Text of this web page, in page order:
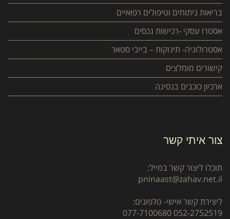
בריאות ניתוחים וטיפולים רפואיים
אסטרו עסקי -רכישות נכסים
אסטרולוגיה- תינוקות – בייבי סטאר
קישורים מומלצים
ארכיון כוכבים בנסיגה
צור איתי קשר
תוכלו ליצור קשר במייל:
pninaast@zahav.net.il
ליצירת קשר אישי- טלפונים:
052-2752519
077-7100680